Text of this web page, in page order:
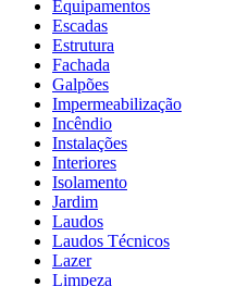
Equipamentos
Escadas
Estrutura
Fachada
Galpões
Impermeabilização
Incêndio
Instalações
Interiores
Isolamento
Jardim
Laudos
Laudos Técnicos
Lazer
Limpeza